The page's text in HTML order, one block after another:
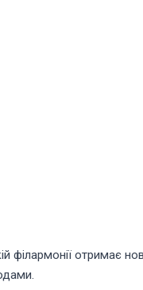
філармонії отримає